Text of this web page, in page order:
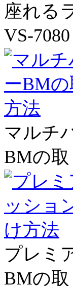
座れる
VS-
マルチ
BMの
プレミ
BMの